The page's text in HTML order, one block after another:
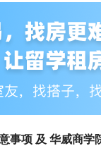
事项 及 华威商学